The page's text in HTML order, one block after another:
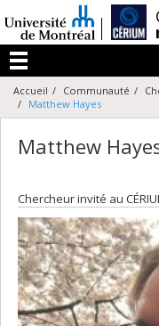
au
contenu
Menu
Accueil Communauté
Matthew Hayes
Matthew
Chercheur invité au